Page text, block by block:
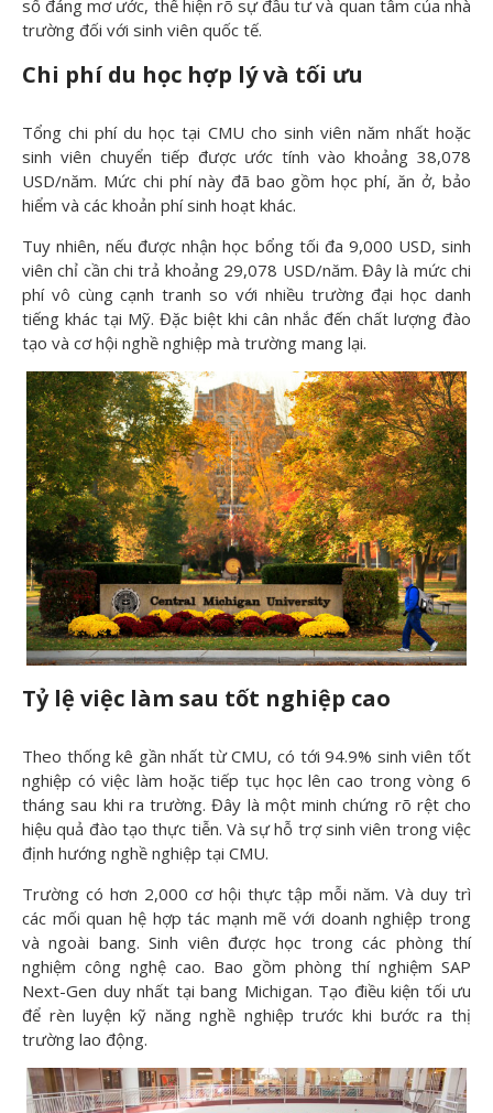
số đáng mơ ước, thể hiện rõ sự đầu tư và quan tâm của nhà
trường đối với sinh viên quốc tế.
Chi phí du học hợp lý và tối ưu
Tổng chi phí du học tại CMU cho sinh viên năm nhất hoặc
sinh viên chuyển tiếp được ước tính vào khoảng 38,078
USD/năm. Mức chi phí này đã bao gồm học phí, ăn ở, bảo
hiểm và các khoản phí sinh hoạt khác.
Tuy nhiên, nếu được nhận học bổng tối đa 9,000 USD, sinh
viên chỉ cần chi trả khoảng 29,078 USD/năm. Đây là mức chi
phí vô cùng cạnh tranh so với nhiều trường đại học danh
tiếng khác tại Mỹ. Đặc biệt khi cân nhắc đến chất lượng đào
tạo và cơ hội nghề nghiệp mà trường mang lại.
Tỷ lệ việc làm sau tốt nghiệp cao
Theo thống kê gần nhất từ CMU, có tới 94.9% sinh viên tốt
nghiệp có việc làm hoặc tiếp tục học lên cao trong vòng 6
tháng sau khi ra trường. Đây là một minh chứng rõ rệt cho
hiệu quả đào tạo thực tiễn. Và sự hỗ trợ sinh viên trong việc
định hướng nghề nghiệp tại CMU.
Trường có hơn 2,000 cơ hội thực tập mỗi năm. Và duy trì
các mối quan hệ hợp tác mạnh mẽ với doanh nghiệp trong
và ngoài bang. Sinh viên được học trong các phòng thí
nghiệm công nghệ cao. Bao gồm phòng thí nghiệm SAP
Next-Gen duy nhất tại bang Michigan. Tạo điều kiện tối ưu
để rèn luyện kỹ năng nghề nghiệp trước khi bước ra thị
trường lao động.